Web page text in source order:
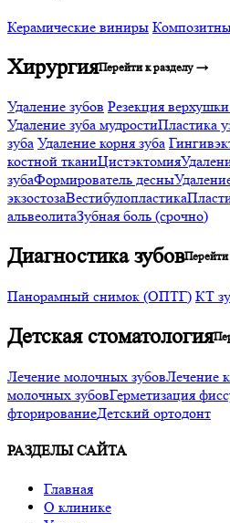
Керамические виниры
ХирургияПерейти к разделу →
Удаление зубов Резекция
Удаление зуба мудростиПластика
зуба Удаление корня зуба
костной тканиЦистэктомия
зубаФормирователь десны
экзостозаВестибулопластика
альвеолитаЗубная боль (срочно)
Диагностика зубов
Панорамный снимок (ОПТГ) КТ
Детская стоматология
Лечение молочных зубовЛечение
молочных зубовГерметизация
фторированиеДетский ортодонт
РАЗДЕЛЫ САЙТА
Главная
О клинике